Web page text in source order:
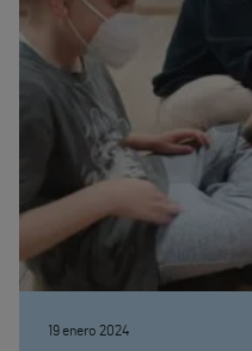
19 enero 2024